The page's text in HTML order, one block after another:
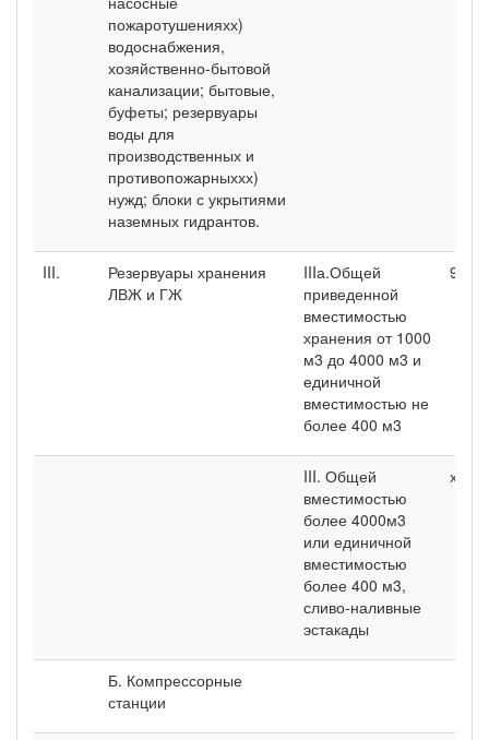
пожаротушенияхх)
водоснабжения,
хозяйственно-бытовой
канализации; бытовые,
буфеты; резервуары
воды для
производственных и
противопожарныххх)
нужд; блоки с укрытиями
наземных гидрантов.
III.
Резервуары хранения
ЛВЖ и ГЖ
IIIа.Общей
приведенной
вместимостью
хранения от 1000
м3 до 4000 м3 и
единичной
вместимостью не
более 400 м3
9
III. Общей
вместимостью
более 4000м3
или единичной
вместимостью
более 400 м3,
сливо-наливные
эстакады
х
Б. Компрессорные
станции